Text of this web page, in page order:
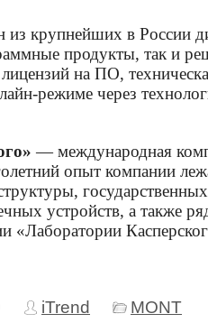
крупнейших в России
продукты, так и
лицензий на ПО,
режиме через
— международная
опыт компании
устройств, а также
«Лаборатории
iTrend MONT